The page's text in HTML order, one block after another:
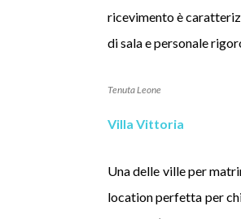
ricevimento è
di sala e personale
Tenuta Leone
Villa Vittoria
Una delle ville per
location perfetta per